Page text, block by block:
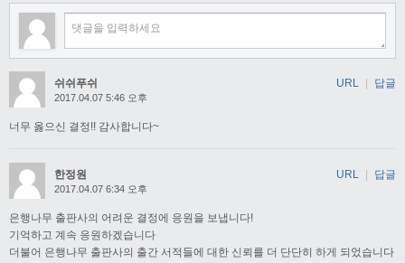
쉬쉬푸쉬
2017.04.07 5:46 오후
너무 옳으신 결정!! 감사합니다~
URL | 답글
한정원
2017.04.07 6:34 오후
은행나무 출판사의 어려운 결정에 응원을 보냅니다!
기억하고 계속 응원하겠습니다
더불어 은행나무 출판사의 출간 서적들에 대한 신뢰를 더 단단히 하게 되었습니다
URL | 답글